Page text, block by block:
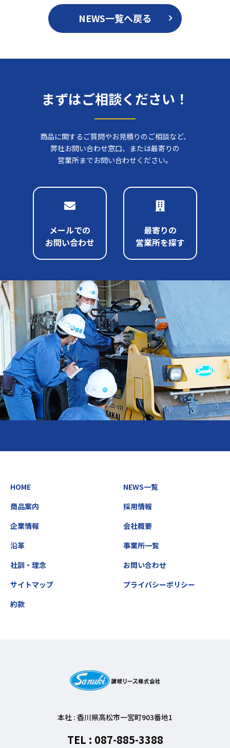
NEWS一覧へ戻る
まずはご相談ください！
商品に関するご質問やお見積りのご相談など、
弊社お問い合わせ窓口、または最寄りの
営業所までお問い合わせください。
メールでの
お問い合わせ
最寄りの
営業所を探す
HOME
NEWS一覧
商品案内
採用情報
企業情報
会社概要
沿革
事業所一覧
社訓・理念
お問い合わせ
サイトマップ
プライバシーポリシー
約款
本社 : 香川県高松市一宮町903番地1
TEL : 087-885-3388